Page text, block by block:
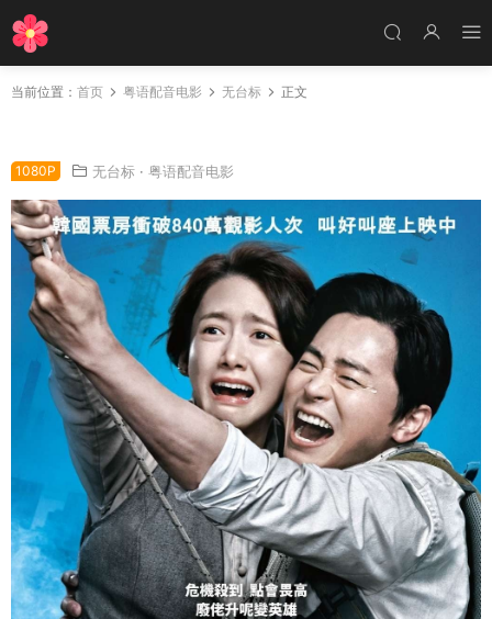
当前位置： 首页 粤语配音电影 无台标 正文
1080P 无台标 · 粤语配音电影